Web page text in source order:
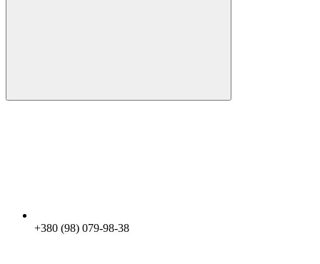
+380 (98) 079-98-38